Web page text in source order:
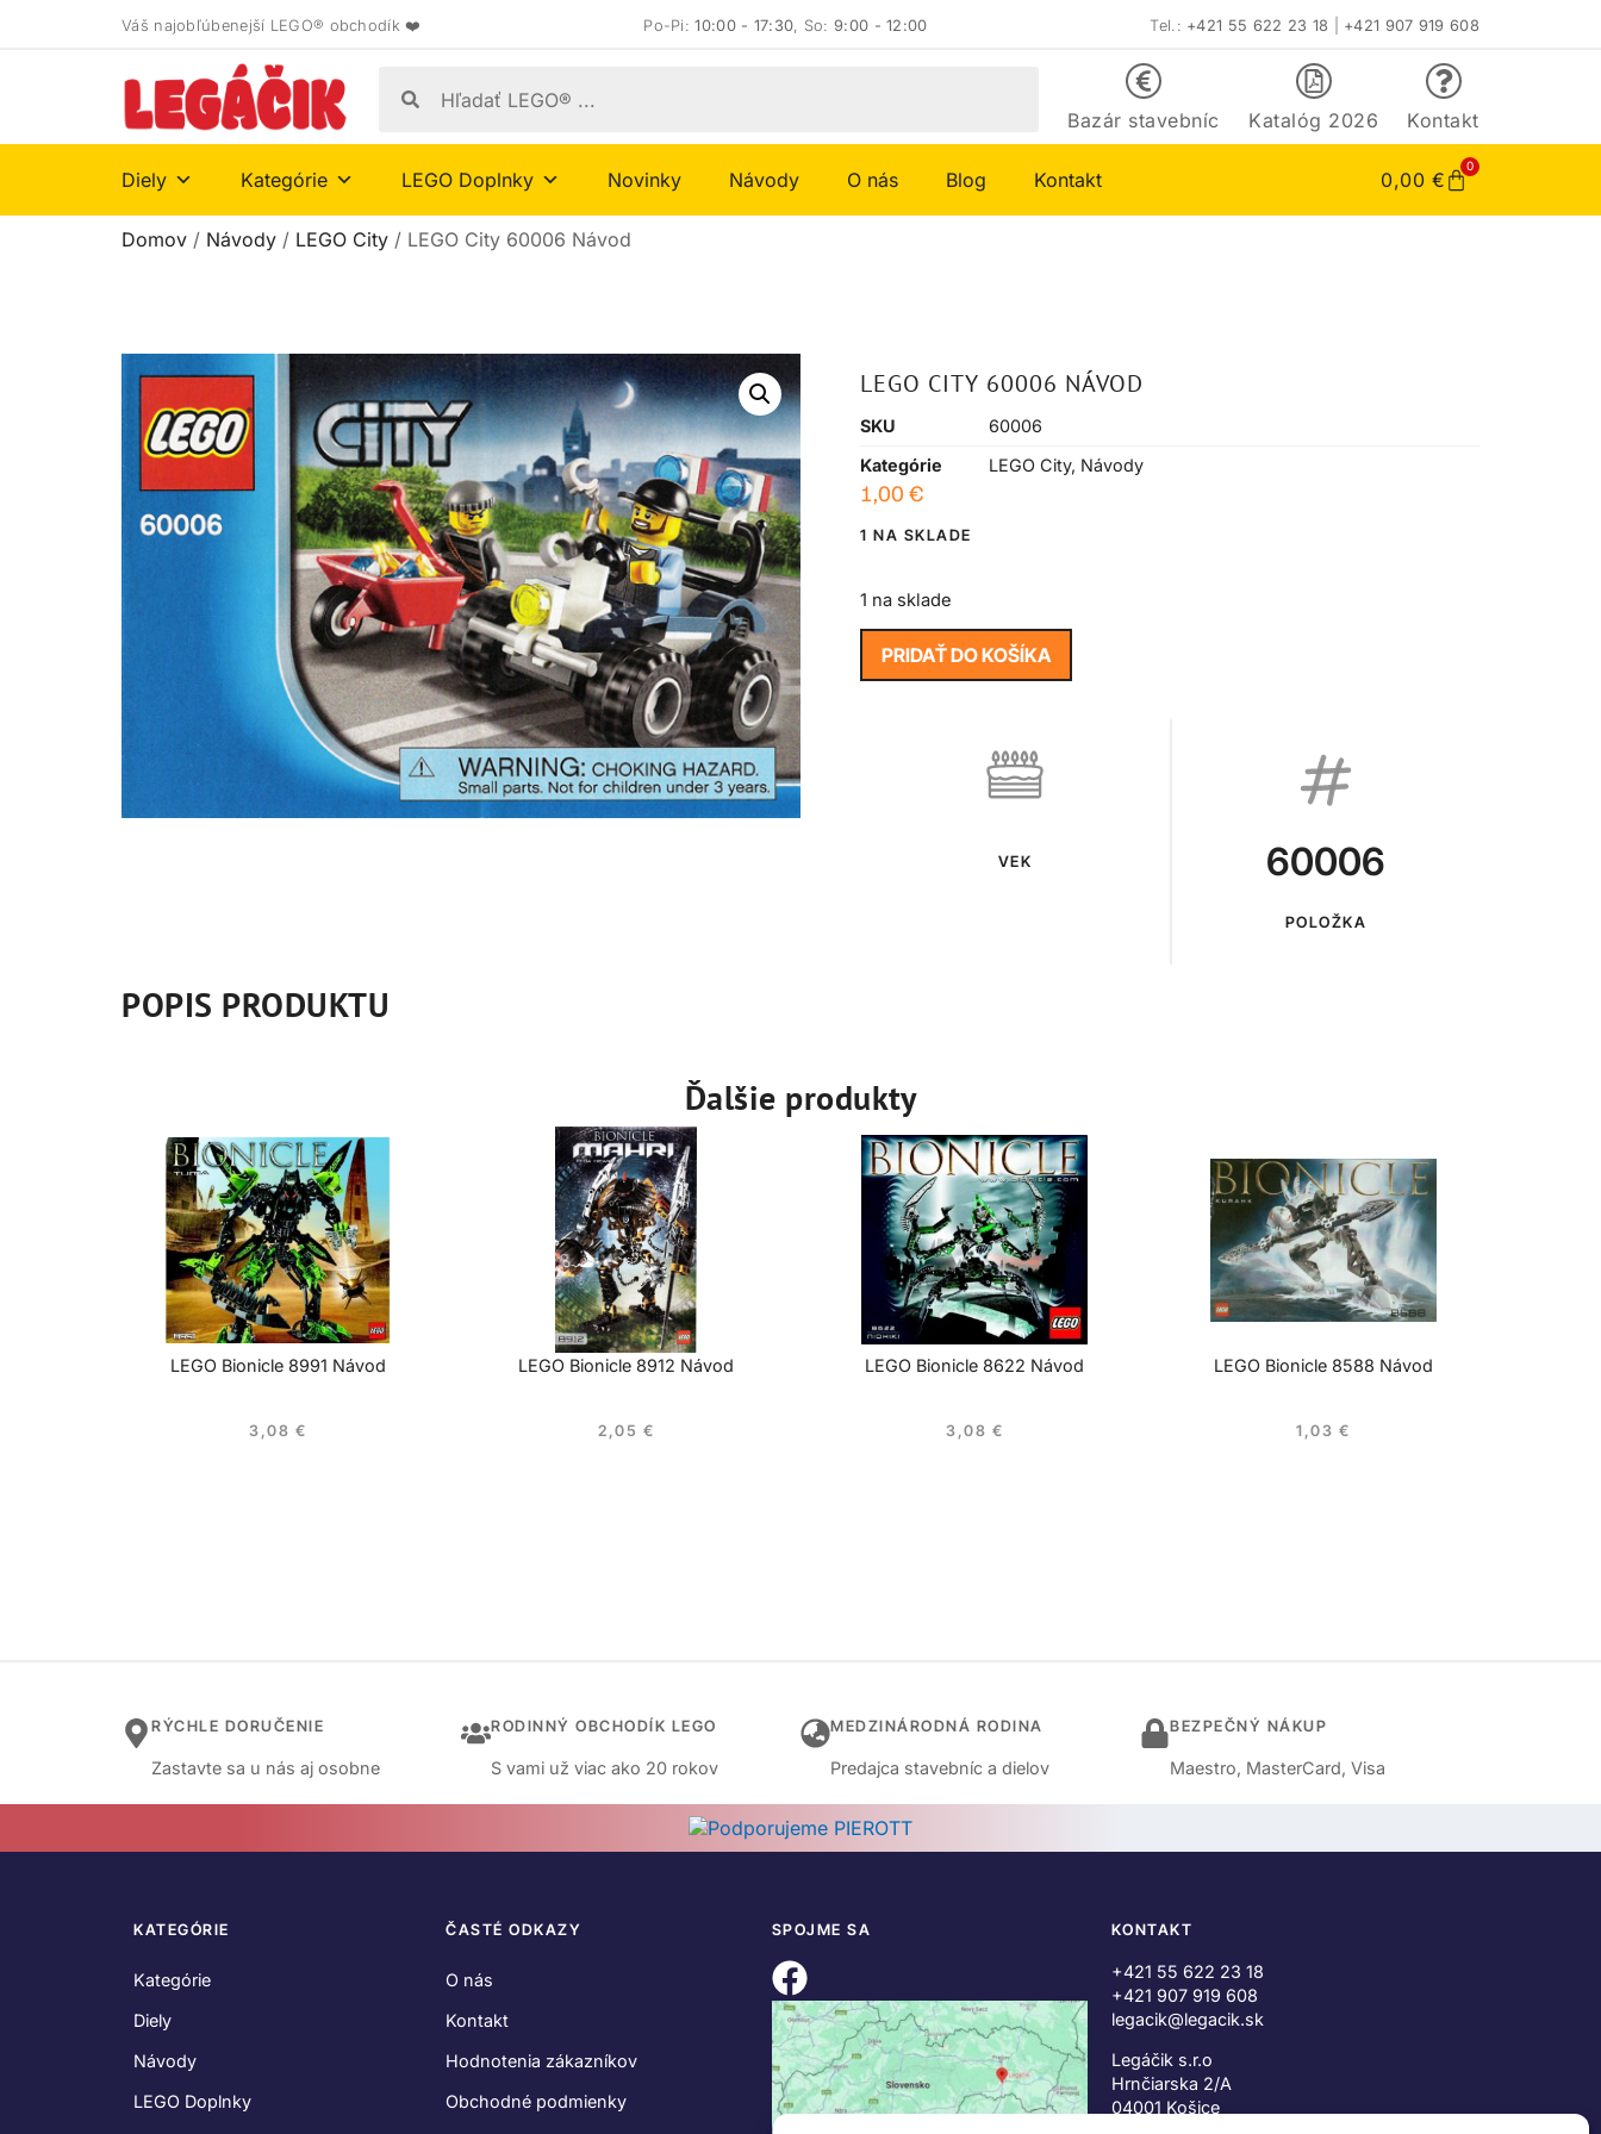
Váš najobľúbenejší LEGO® obchodík ❤️ Po-Pi:10:00 - 17:30, So:9:00 - 12:00 Tel.: +421 55 622 23 18 +421 907 919 608
Bazár stavebníc Katalóg 2026 Kontakt
Diely Kategórie LEGO Doplnky Novinky Návody O nás Blog Kontakt 0,00 €
0
Domov / Návody / LEGO City / LEGO City 60006 Návod
LEGO CITY 60006 NÁVOD
SKU
60006
Kategórie
LEGO City, Návody
1,00 €
1 NA SKLADE
1 na sklade
PRIDAŤ DO KOŠÍKA
VEK 60006
POLOŽKA
POPIS PRODUKTU
Ďalšie produkty
LEGO Bionicle 8991 Návod
3,08 €
LEGO Bionicle 8912 Návod
2,05 €
LEGO Bionicle 8622 Návod
3,08 €
LEGO Bionicle 8588 Návod
1,03 €
RÝCHLE DORUČENIE
Zastavte sa u nás aj osobne
RODINNÝ OBCHODÍK LEGO
S vami už viac ako 20 rokov
MEDZINÁRODNÁ RODINA
Predajca stavebníc a dielov
BEZPEČNÝ NÁKUP
Maestro, MasterCard, Visa
KATEGÓRIE
Kategórie
Diely
Návody
LEGO Doplnky
ČASTÉ ODKAZY
O nás
Kontakt
Hodnotenia zákazníkov
Obchodné podmienky
SPOJME SA KONTAKT
+421 55 622 23 18
+421 907 919 608
legacik@legacik.sk
Legáčik s.r.o
Hrnčiarska 2/A
04001 Košice